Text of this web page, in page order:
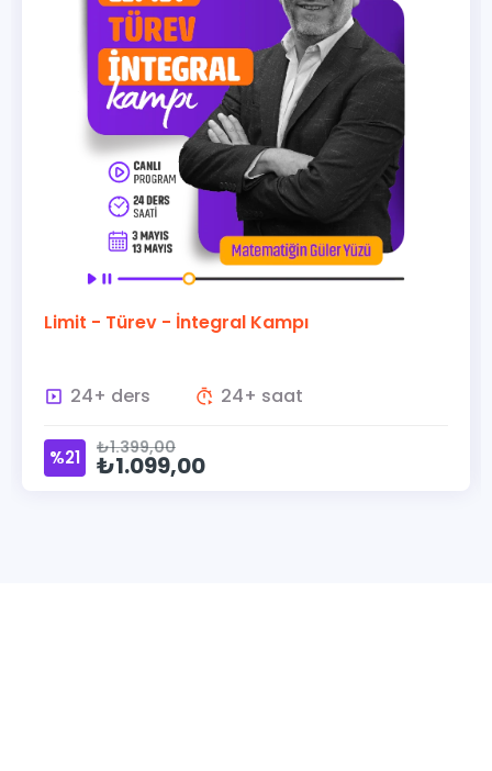
Limit - Türev - İntegral Kampı
24+ ders 24+ saat
₺1.399,00
₺1.099,00
%21